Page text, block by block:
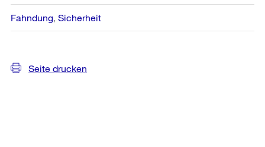
Fahndung Sicherheit
Seite drucken